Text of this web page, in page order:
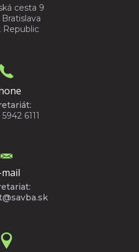
cesta 9
Republic
6111
mail